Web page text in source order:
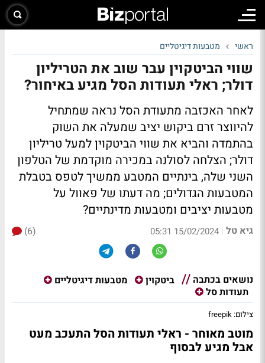
ראשי מטבעות דיגיטליים
שווי הביטקוין עבר שוב את הטריליון
דולר; ראלי תעודות הסל מגיע באיחור?
לאחר האכזבה מתעודת הסל נראה שמתחיל
להיווצר זרם ביקוש יציב שמעלה את השוק
בהתמדה והביא את שווי הביטקוין למעל טריליון
דולר; הצלחה לסולנה במכירה מוקדמת של הטלפון
השני שלה, בינתיים המטבע ממשיך לטפס בטבלת
המטבעות הגדולים; מה דעתו של פאוול על
מטבעות יציבים ומטבעות מדינתיים?
גיא טל |
15/02/2024 05:31
(6)
נושאים בכתבה ביטקוין
מטבעות דיגיטליים
תעודות סל
צילום: freepik
מוטב מאוחר - ראלי תעודות הסל התעכב מעט
אבל מגיע לבסוף